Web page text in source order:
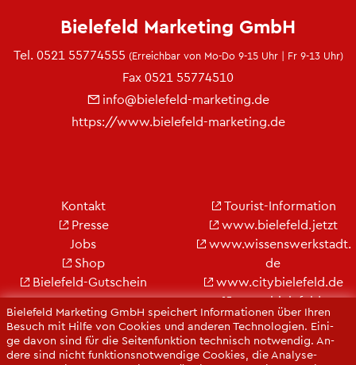
Bie­le­feld Mar­ke­ting GmbH spei­chert In­for­ma­tio­nen über Ihren
Be­such mit Hilfe von Coo­kies und an­de­ren Tech­no­lo­gi­en. Ei­ni­
ge davon sind für die Sei­ten­funk­ti­on tech­nisch not­wen­dig. An­
de­re sind nicht funk­ti­ons­not­wen­di­ge Coo­kies, die Ana­ly­se-
Bie­le­feld Mar­ke­ting GmbH
Tel. 0521 55774555 (Er­reich­bar von Mo-Do 9-15 Uhr | Fr 9-13 Uhr)
Fax 0521 55774510
info@​bielefeld-​marketing.​de
https://​www.​bielefeld-​marketing.​de
Kon­takt
Pres­se
Jobs
Shop
Bie­le­feld-Gut­schein
Tou­rist-In­for­ma­ti­on
www.​bielefeld.​jetzt
www.​wis​sens​werk​stad​t.​
de
www.​cit​ybie​lefe​ld.​de
www.​bielefeld-​
convention.​de